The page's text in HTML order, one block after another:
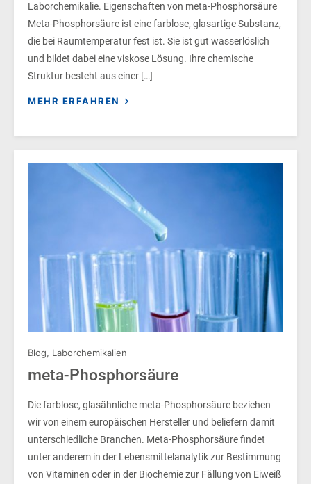
Laborchemikalie. Eigenschaften von meta-Phosphorsäure
Meta-Phosphorsäure ist eine farblose, glasartige Substanz,
die bei Raumtemperatur fest ist. Sie ist gut wasserlöslich
und bildet dabei eine viskose Lösung. Ihre chemische
Struktur besteht aus einer […]
MEHR ERFAHREN
Blog, Laborchemikalien
meta-Phosphorsäure
Die farblose, glasähnliche meta-Phosphorsäure beziehen
wir von einem europäischen Hersteller und beliefern damit
unterschiedliche Branchen. Meta-Phosphorsäure findet
unter anderem in der Lebensmittelanalytik zur Bestimmung
von Vitaminen oder in der Biochemie zur Fällung von Eiweiß